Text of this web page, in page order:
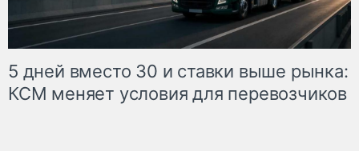
5 дней вместо 30 и ставки выше рынка:
КСМ меняет условия для перевозчиков